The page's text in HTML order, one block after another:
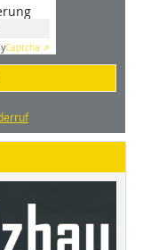
Captcha ⇗